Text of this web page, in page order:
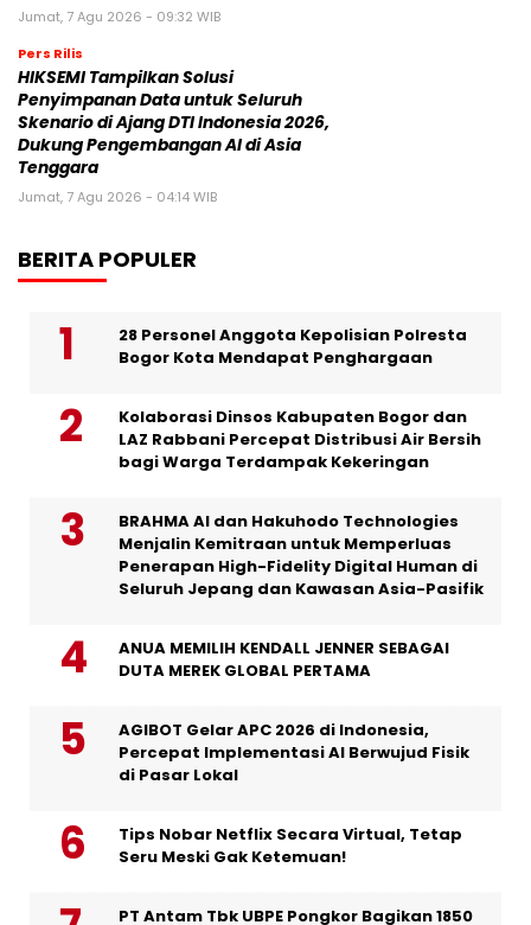
Jumat, 7 Agu 2026 - 09:32 WIB
Pers Rilis
HIKSEMI Tampilkan Solusi
Penyimpanan Data untuk Seluruh
Skenario di Ajang DTI Indonesia 2026,
Dukung Pengembangan AI di Asia
Tenggara
Jumat, 7 Agu 2026 - 04:14 WIB
BERITA POPULER
28 Personel Anggota Kepolisian Polresta
Bogor Kota Mendapat Penghargaan
Kolaborasi Dinsos Kabupaten Bogor dan
LAZ Rabbani Percepat Distribusi Air Bersih
bagi Warga Terdampak Kekeringan
BRAHMA AI dan Hakuhodo Technologies
Menjalin Kemitraan untuk Memperluas
Penerapan High-Fidelity Digital Human di
Seluruh Jepang dan Kawasan Asia-Pasifik
ANUA MEMILIH KENDALL JENNER SEBAGAI
DUTA MEREK GLOBAL PERTAMA
AGIBOT Gelar APC 2026 di Indonesia,
Percepat Implementasi AI Berwujud Fisik
di Pasar Lokal
Tips Nobar Netflix Secara Virtual, Tetap
Seru Meski Gak Ketemuan!
PT Antam Tbk UBPE Pongkor Bagikan 1850